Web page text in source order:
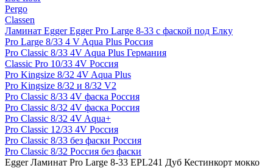
Pergo
Classen
Ламинат Egger Egger Pro Large 8-33 с фаской под Елку
Pro Large 8/33 4 V Aqua Plus Россия
Pro Classic 8/33 4V Aqua Plus Германия
Classic Pro 10/33 4V Россия
Pro Kingsize 8/32 4V Aqua Plus
Pro Kingsize 8/32 и 8/32 V2
Pro Classic 8/33 4V фаска Россия
Pro Classic 8/32 4V фаска Россия
Pro Classic 8/32 4V Aqua+
Pro Classic 12/33 4V Россия
Pro Classic 8/33 без фаски Россия
Pro Classic 8/32 Россия без фаски
Egger Ламинат Pro Large 8-33 EPL241 Дуб Кестинкорт мокко